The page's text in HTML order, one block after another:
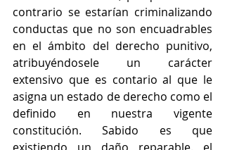
contrario se estarían criminalizando
conductas que no son encuadrables
en el ámbito del derecho punitivo,
atribuyéndosele un carácter
extensivo que es contario al que le
asigna un estado de derecho como el
definido en nuestra vigente
constitución. Sabido es que